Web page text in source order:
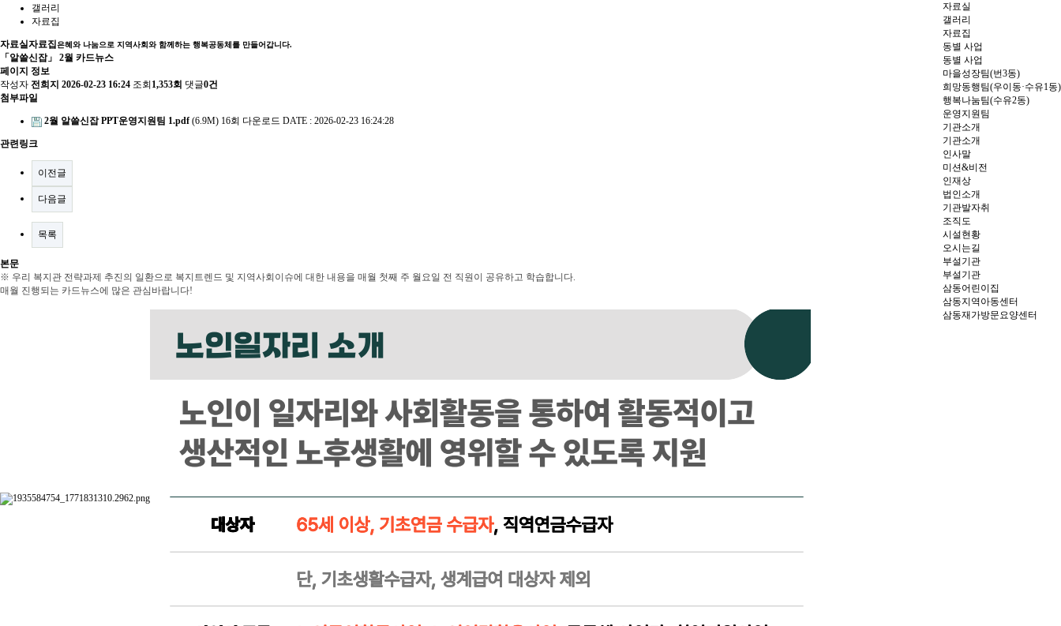
자료실
갤러리
자료집
동별 사업
동별 사업
마을성장팀(번3동)
희망동행팀(우이동·수유1동)
행복나눔팀(수유2동)
운영지원팀
기관소개
기관소개
인사말
미션&비전
인재상
법인소개
기관발자취
조직도
시설현황
오시는길
부설기관
부설기관
삼동어린이집
삼동지역아동센터
삼동재가방문요양센터
갤러리
자료집
자료실자료집은혜와 나눔으로 지역사회와 함께하는 행복공동체를 만들어갑니다.
「알쓸신잡」 2월 카드뉴스
페이지 정보
작성자 전희지 2026-02-23 16:24 조회 1,353회 댓글0건
첨부파일
2월 알쓸신잡 PPT운영지원팀 1.pdf(6.9M) 16회 다운로드 DATE : 2026-02-23 16:24:28
관련링크
이전글
다음글
목록
본문
※ 우리 복지관 전략과제 추진의 일환으로 복지트렌드 및 지역사회이슈에 대한 내용을 매월 첫째 주 월요일 전 직원이 공유하고 학습합니다.
매월 진행되는 카드뉴스에 많은 관심바랍니다!